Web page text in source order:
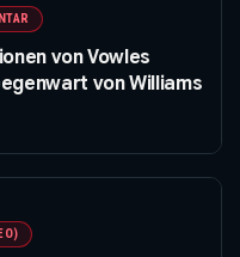
von Vowles
von Williams